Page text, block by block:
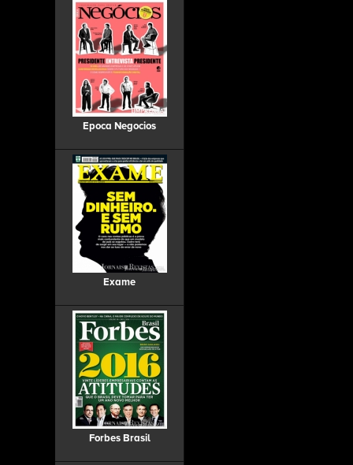
Epoca Negocios
Exame
Forbes Brasil